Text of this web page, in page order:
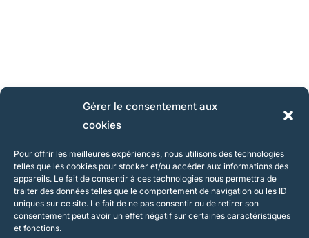
Gérer le consentement aux
cookies
Pour offrir les meilleures expériences, nous utilisons des technologies
telles que les cookies pour stocker et/ou accéder aux informations des
appareils. Le fait de consentir à ces technologies nous permettra de
traiter des données telles que le comportement de navigation ou les ID
uniques sur ce site. Le fait de ne pas consentir ou de retirer son
consentement peut avoir un effet négatif sur certaines caractéristiques
et fonctions.